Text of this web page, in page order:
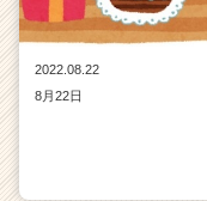
2022.08.22
8月22日